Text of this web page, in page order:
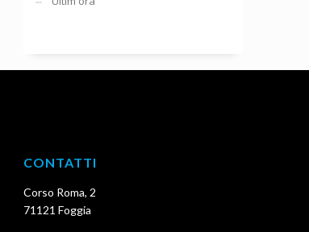
CONTATTI
Corso Roma, 2
71121 Foggia